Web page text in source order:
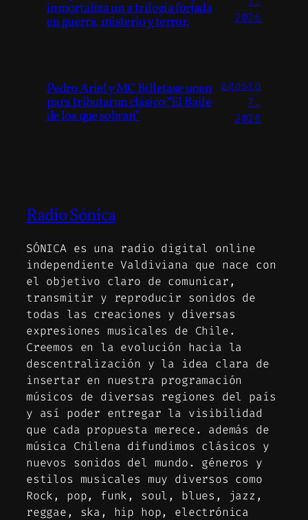
inmortaliza un a trilogía forjada
en guerra, misterio y terror.
2026
Pedro Ariel y MC Billetase unen
para tributarun clásico:“El Baile
de los que sobran”
agosto
7,
2026
Radio Sónica
SÓNICA es una radio digital online
independiente Valdiviana que nace con
el objetivo claro de comunicar,
transmitir y reproducir sonidos de
todas las creaciones y diversas
expresiones musicales de Chile.
Creemos en la evolución hacia la
descentralización y la idea clara de
insertar en nuestra programación
músicos de diversas regiones del país
y así poder entregar la visibilidad
que cada propuesta merece. además de
música Chilena difundimos clásicos y
nuevos sonidos del mundo. géneros y
estilos musicales muy diversos como
Rock, pop, funk, soul, blues, jazz,
reggae, ska, hip hop, electrónica